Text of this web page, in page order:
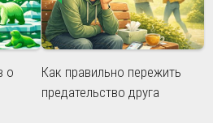
о
Как правильно пережить
предательство друга